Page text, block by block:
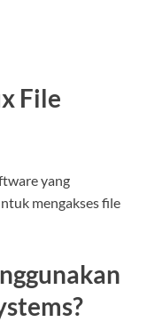
File
yang
mengakses file